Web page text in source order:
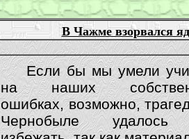
В Чажме взорвался
Если бы мы умели
на наших
ошибках, возможно,
Чернобыле